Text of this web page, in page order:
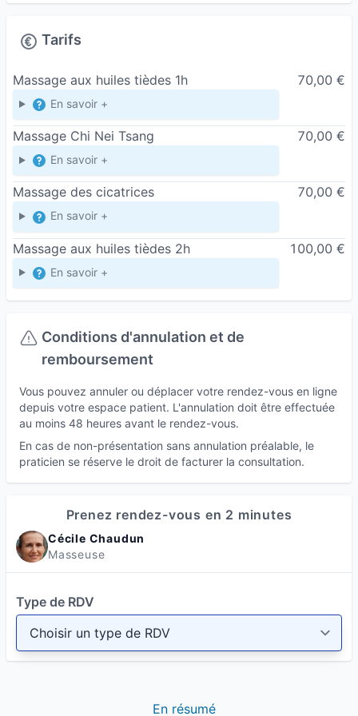
difficultés à lâcher prise peuvent
Le massage permet de retrouver un espace de
respiration et de détente profonde. Chaque
séance est adaptée à vos besoins propres du
moment.
Ce peut être :
le relâchement musculaire,
la détente nerveuse,
une meilleure circulation énergétique,
la récupération physique,
le recentrage émotionnel,
le retour à une sensation d’ancrage et de calme
également. Les gestes, le rythme et l’intensité
sont ajustés avec respect et attention afin de
créer une expérience unique. Les techniques
sont également ajustées et le temps de parole
préalable permet de bien identifier ce qui se
présente au moment du rdv (au-delà de vos
Un lieu apaisant au coeur du Beaujolais Vert
Le lieu dans lequel vous serez accueilli.e se
trouve à 1 heure au nord de Lyon, à équidistance
proche de Tarare, Chauffailles, des Pierres
Dorées, en pleine nature, dans un environnement
propice au calme et à la détente.
Tarifs
Massage aux huiles tièdes 1h
En savoir +
70,00 €
Massage Chi Nei Tsang
En savoir +
70,00 €
Massage des cicatrices
En savoir +
70,00 €
Massage aux huiles tièdes 2h
En savoir +
100,00 €
Conditions d'annulation et de
remboursement
Vous pouvez annuler ou déplacer votre rendez-vous en ligne
depuis votre espace patient. L'annulation doit être effectuée
au moins 48 heures avant le rendez-vous.
En cas de non-présentation sans annulation préalable, le
praticien se réserve le droit de facturer la consultation.
Prenez rendez-vous en 2 minutes
Cécile Chaudun
Masseuse
Type de RDV
En résumé